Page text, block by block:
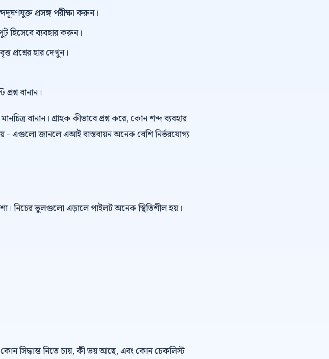
প্রসঙ্গ পরীক্ষা করুন।
হিসেবে ব্যবহার করুন।
প্রশ্নের হার দেখুন।
বানান।
বানান। গ্রাহক কীভাবে প্রশ্ন করে, কোন শব্দ ব্যবহার
- এগুলো জানলে এআই বাস্তবায়ন অনেক বেশি নির্ভরযোগ্য
নিচের ভুলগুলো এড়ালে পাইলট অনেক স্থিতিশীল হয়।
সিদ্ধান্ত নিতে চায়, কী ভয় আছে, এবং কোন চেকলিস্ট